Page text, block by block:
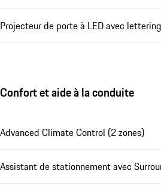
Projecteur de porte à LED avec
Confort et aide à la conduite
Advanced Climate Control (2 zones)
Assistant de stationnement avec